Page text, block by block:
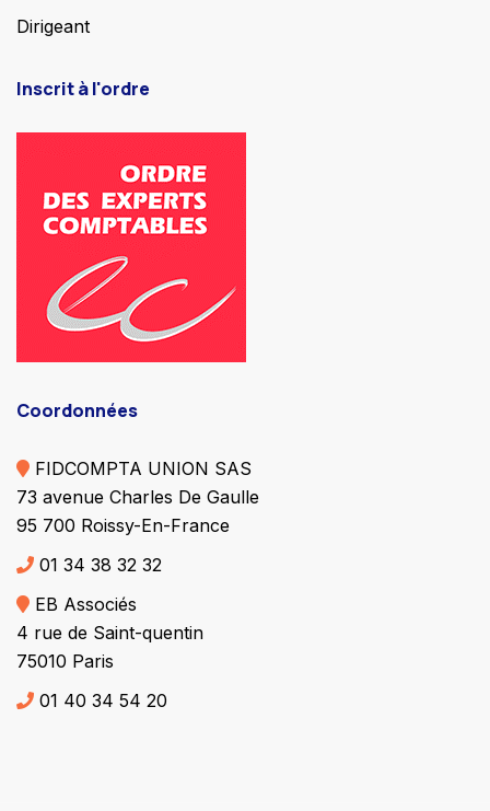
Dirigeant
Inscrit à l'ordre
Coordonnées
FIDCOMPTA UNION SAS
73 avenue Charles De Gaulle
95 700 Roissy-En-France
01 34 38 32 32
EB Associés
4 rue de Saint-quentin
75010 Paris
01 40 34 54 20